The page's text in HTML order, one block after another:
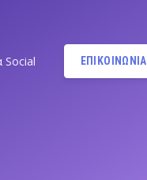
Social ΕΠΙΚΟΙΝΩΝΙΑ